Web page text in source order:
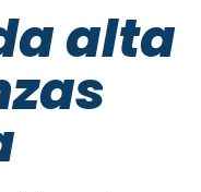
alta